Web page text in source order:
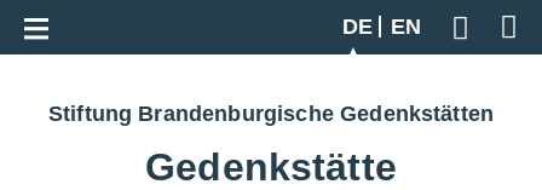
DE
EN
Geben
Zur Gesamtübersicht
Stiftung Brandenburgische Gedenkstätten
Gedenkstätte